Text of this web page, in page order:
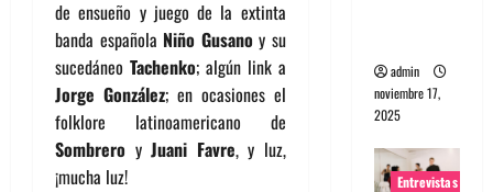
de ensueño y juego de la extinta
banda española Niño Gusanoy su
sucedáneo Tachenko; algún link a
Jorge González; en ocasiones el
folklore latinoamericano de
Sombrero yJuani Favre, y luz,
¡mucha luz!
admin
noviembre 17,
2025
Entrevistas